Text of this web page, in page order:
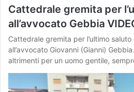
Cattedrale gremita per
all’avvocato Gebbia
Cattedrale gremita per l’ultimo
all’avvocato Giovanni (Gianni)
altrimenti per un uomo gentile,